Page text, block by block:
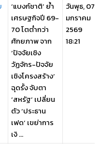
‘แบงก์ชาติ’ ย้ำ
เศรษฐกิจปี 69-
70 โตต่ำกว่า
ศักยภาพ จาก
‘ปัจจัยเชิง
วัฏจักร-ปัจจัย
เชิงโครงสร้าง’
ฉุดรั้ง จับตา
‘สหรัฐ’ เปลี่ยน
ตัว ‘ประธาน
เฟด’ เขย่าการ
เงิ ...
วันพุธ, 07
มกราคม
2569
18:21